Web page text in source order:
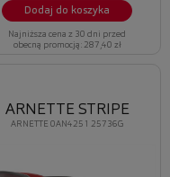
Dodaj do koszyka
Najniższa cena z 30 dni przed
obecną promocją: 287,40 zł
ARNETTE 0AN4251 25736G
ARNETTE STRIPE